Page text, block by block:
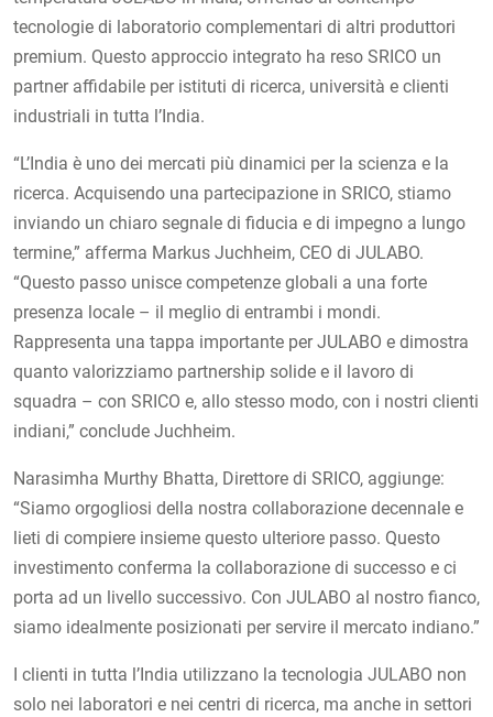
tecnologie di laboratorio complementari di altri produttori
premium. Questo approccio integrato ha reso SRICO un
partner affidabile per istituti di ricerca, università e clienti
industriali in tutta l’India.
“L’India è uno dei mercati più dinamici per la scienza e la
ricerca. Acquisendo una partecipazione in SRICO, stiamo
inviando un chiaro segnale di fiducia e di impegno a lungo
termine,” afferma Markus Juchheim, CEO di JULABO.
“Questo passo unisce competenze globali a una forte
presenza locale – il meglio di entrambi i mondi.
Rappresenta una tappa importante per JULABO e dimostra
quanto valorizziamo partnership solide e il lavoro di
squadra – con SRICO e, allo stesso modo, con i nostri clienti
indiani,” conclude Juchheim.
Narasimha Murthy Bhatta, Direttore di SRICO, aggiunge:
“Siamo orgogliosi della nostra collaborazione decennale e
lieti di compiere insieme questo ulteriore passo. Questo
investimento conferma la collaborazione di successo e ci
porta ad un livello successivo. Con JULABO al nostro fianco,
siamo idealmente posizionati per servire il mercato indiano.”
I clienti in tutta l’India utilizzano la tecnologia JULABO non
solo nei laboratori e nei centri di ricerca, ma anche in settori